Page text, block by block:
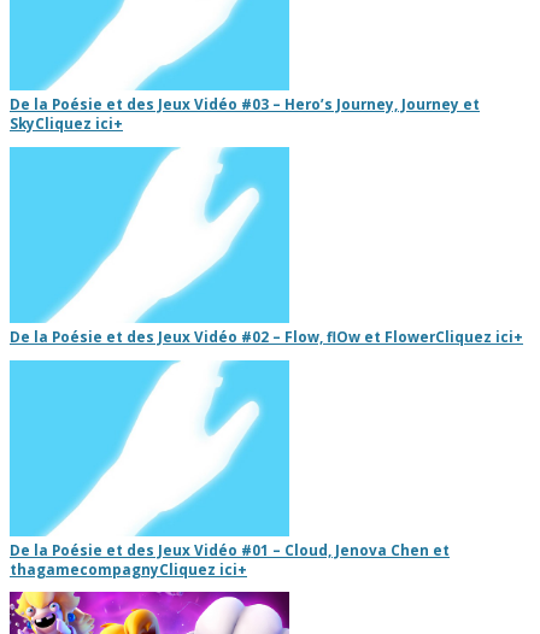
De la Poésie et des Jeux Vidéo #03 – Hero’s Journey, Journey et
SkyCliquez ici+
De la Poésie et des Jeux Vidéo #02 – Flow, flOw et FlowerCliquez ici+
De la Poésie et des Jeux Vidéo #01 – Cloud, Jenova Chen et
thagamecompagnyCliquez ici+